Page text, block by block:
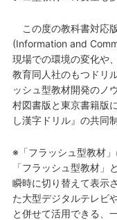
この度の教科書対応
(Information and
現場での環境の変化や
教育同人社のもつドリ
ッシュ型教材開発のノ
村図書版と東京書籍版
し漢字ドリル』の共同
※「フラッシュ型教材
「フラッシュ型教材」
瞬時に切り替えて表示
た大型デジタルテレビ
と併せて活用できる、